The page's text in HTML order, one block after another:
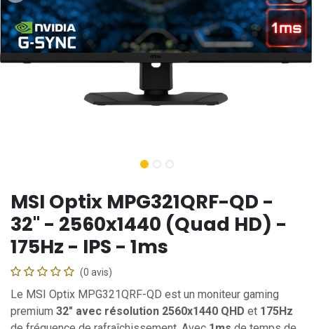
MSI Optix MPG321QRF-QD -
32" - 2560x1440 (Quad HD) -
175Hz - IPS - 1ms
(0 avis)
Le MSI Optix MPG321QRF-QD est un moniteur gaming
premium 32" avec résolution 2560x1440 QHD et 175Hz